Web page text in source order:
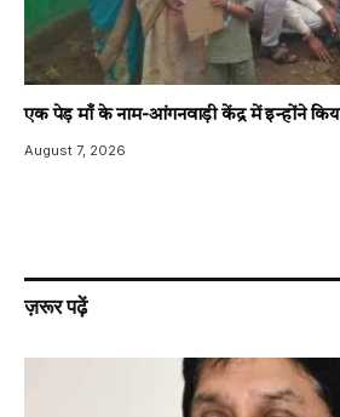
एक पेड़ माँ के नाम-आंगनवाड़ी केंद्र में इन्होंने किया
August 7, 2026
ज़रूर पढ़ें